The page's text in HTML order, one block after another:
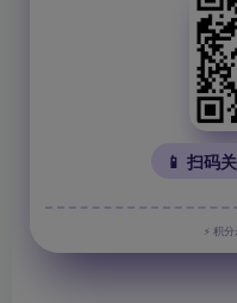
📱 扫码
⚡ 积